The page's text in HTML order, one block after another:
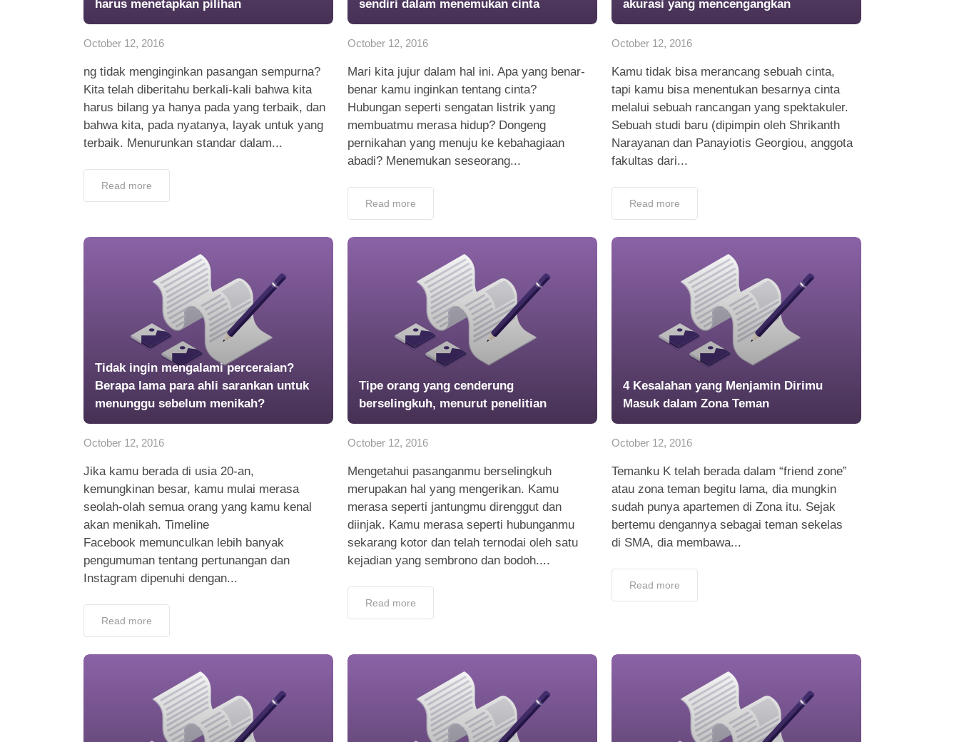
harus menetapkan pilihan
October 12, 2016
ng tidak menginginkan pasangan sempurna?
Kita telah diberitahu berkali-kali bahwa kita
harus bilang ya hanya pada yang terbaik, dan
bahwa kita, pada nyatanya, layak untuk yang
terbaik. Menurunkan standar dalam...
Read more
sendiri dalam menemukan cinta
October 12, 2016
Mari kita jujur dalam hal ini. Apa yang benar-
benar kamu inginkan tentang cinta?
Hubungan seperti sengatan listrik yang
membuatmu merasa hidup? Dongeng
pernikahan yang menuju ke kebahagiaan
abadi? Menemukan seseorang...
Read more
akurasi yang mencengangkan
October 12, 2016
Kamu tidak bisa merancang sebuah cinta,
tapi kamu bisa menentukan besarnya cinta
melalui sebuah rancangan yang spektakuler.
Sebuah studi baru (dipimpin oleh Shrikanth
Narayanan dan Panayiotis Georgiou, anggota
fakultas dari...
Read more
Tidak ingin mengalami perceraian?
Berapa lama para ahli sarankan untuk
menunggu sebelum menikah?
October 12, 2016
Jika kamu berada di usia 20-an,
kemungkinan besar, kamu mulai merasa
seolah-olah semua orang yang kamu kenal
akan menikah. Timeline
Facebook memunculkan lebih banyak
pengumuman tentang pertunangan dan
Instagram dipenuhi dengan...
Read more
Tipe orang yang cenderung
berselingkuh, menurut penelitian
October 12, 2016
Mengetahui pasanganmu berselingkuh
merupakan hal yang mengerikan. Kamu
merasa seperti jantungmu direnggut dan
diinjak. Kamu merasa seperti hubunganmu
sekarang kotor dan telah ternodai oleh satu
kejadian yang sembrono dan bodoh....
Read more
4 Kesalahan yang Menjamin Dirimu
Masuk dalam Zona Teman
October 12, 2016
Temanku K telah berada dalam “friend zone”
atau zona teman begitu lama, dia mungkin
sudah punya apartemen di Zona itu. Sejak
bertemu dengannya sebagai teman sekelas
di SMA, dia membawa...
Read more